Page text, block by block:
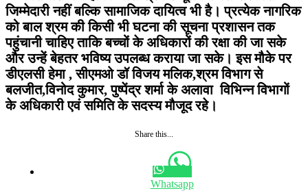
जिम्मेदारी नहीं बल्कि सामाजिक दायित्व भी है। प्रत्येक नागरिक
को बाल श्रम की किसी भी घटना की सूचना प्रशासन तक
पहुंचानी चाहिए ताकि बच्चों के अधिकारों की रक्षा की जा सके
और उन्हें बेहतर भविष्य उपलब्ध कराया जा सके। इस मौके पर
डीएलसी हेमा , सीएमओ डॉ विजय मलिक,श्रम विभाग से
बलजीत,विनोद कुमार, पुष्पेंद्र शर्मा के अलावा विभिन्न विभागों
के अधिकारी एवं समिति के सदस्य मौजूद रहे।
Share this...
Whatsapp